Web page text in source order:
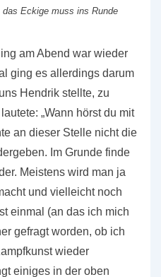
Eckige muss ins Runde
am Abend war wieder
ging es allerdings darum
Hendrik stellte, zu
„Wann hörst du mit
an dieser Stelle nicht die
Im Grunde finde
Meistens wird man ja
und vielleicht noch
einmal (an das ich mich
gefragt worden, ob ich
wieder
einiges in der oben